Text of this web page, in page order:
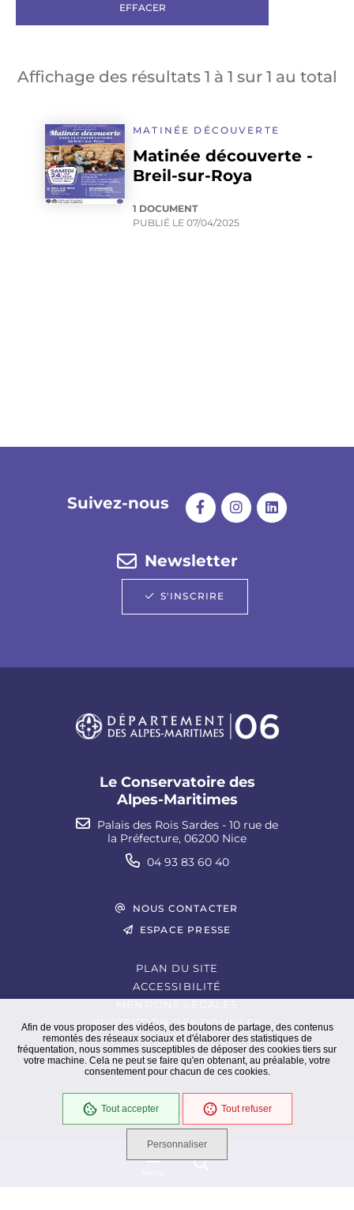
Afin de vous proposer des vidéos, des boutons de partage, des contenus
remontés des réseaux sociaux et d'élaborer des statistiques de
fréquentation, nous sommes susceptibles de déposer des cookies tiers sur
votre machine. Cela ne peut se faire qu'en obtenant, au préalable, votre
consentement pour chacun de ces cookies.
Tout accepter Tout refuser
Personnaliser
EFFACER
Affichage des résultats 1 à 1 sur 1 au total
MATINÉE DÉCOUVERTE
Matinée découverte -
Breil-sur-Roya
1 DOCUMENT
PUBLIÉ LE07/04/2025
Suivez-nous
Newsletter
S'INSCRIRE
Le Conservatoire des
Alpes-Maritimes
Palais des Rois Sardes - 10 rue de
la Préfecture, 06200 Nice
04 93 83 60 40
NOUS CONTACTER
ESPACE PRESSE
PLAN DU SITE
ACCESSIBILITÉ
PROTECTION DES DONNÉES
EXTRANET
GESTION DES COOKIES
En cours